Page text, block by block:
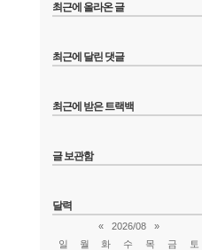
최근에 올라온 글
최근에 달린 댓글
최근에 받은 트랙백
글 보관함
달력
« 2026/08
»
일
월 화 수 목 금
토